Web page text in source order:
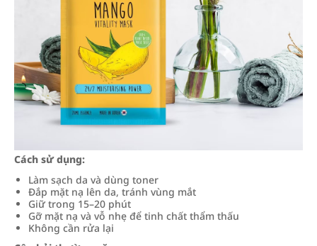
Cách sử dụng:
Làm sạch da và dùng toner
Đắp mặt nạ lên da, tránh vùng mắt
Giữ trong 15–20 phút
Gỡ mặt nạ và vỗ nhẹ để tinh chất thẩm thấu
Không cần rửa lại